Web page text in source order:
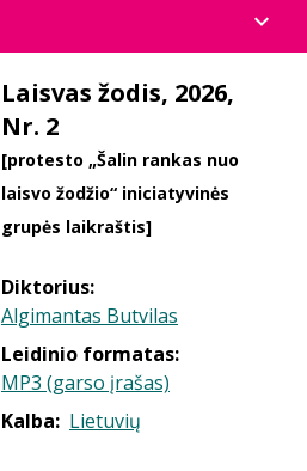
Laisvas žodis, 2026,
Nr. 2
[protesto „Šalin rankas nuo
laisvo žodžio“ iniciatyvinės
grupės laikraštis]
Diktorius:
Algimantas Butvilas
Leidinio formatas:
MP3 (garso įrašas)
Kalba: Lietuvių